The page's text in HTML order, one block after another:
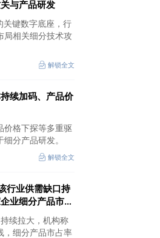
与产品研发
关键数字底座，行
局相关细分技术攻
解锁全文
续加码、产品价
价格下探等多重驱
分产品研发。
解锁全文
行业供需缺口持
业细分产品市占
续拉大，机构称
，细分产品市占率